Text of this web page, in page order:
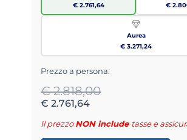
€ 2.761,64
€
Aurea
€ 3.271,24
Prezzo a persona:
€ 2.818,00
€ 2.761,64
Il prezzoNON include tasse e